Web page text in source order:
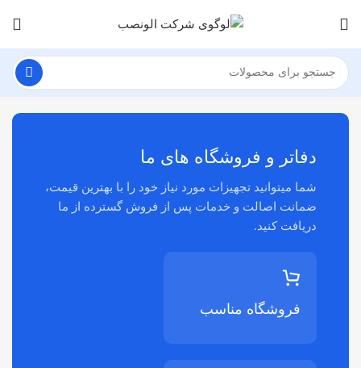
دفاتر و فروشگاه های ما
شما میتوانید تجهیزات مورد نیاز خود را با بهترین قیمت،
ضمانت اصالت و خدمات پس از فروش گسترده از ما
دریافت کنید.
فروشگاه مناسب